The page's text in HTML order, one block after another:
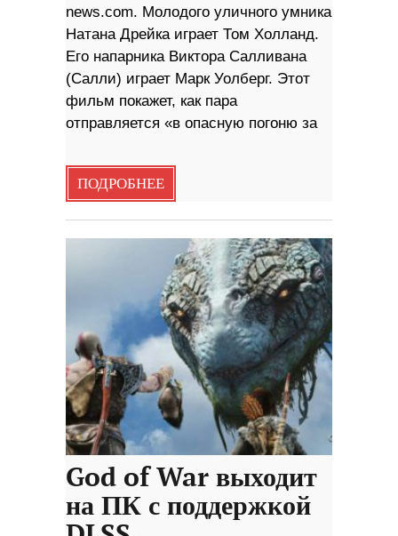
news.com. Молодого уличного умника
Натана Дрейка играет Том Холланд.
Его напарника Виктора Салливана
(Салли) играет Марк Уолберг. Этот
фильм покажет, как пара
отправляется «в опасную погоню за
ПОДРОБНЕЕ
God of War выходит
на ПК с поддержкой